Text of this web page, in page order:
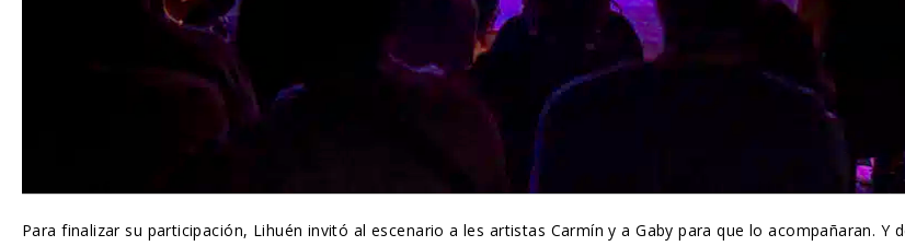
Para finalizar su participación, Lihuén invitó al escenario a les artistas Carmín y a Gaby para que lo acompañaran. Y